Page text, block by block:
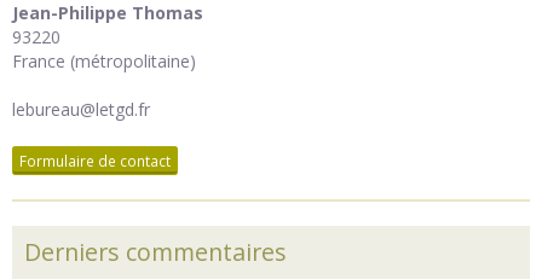
Jean-Philippe Thomas
93220
France (métropolitaine)
lebureau@letgd.fr
Formulaire de contact
Derniers commentaires